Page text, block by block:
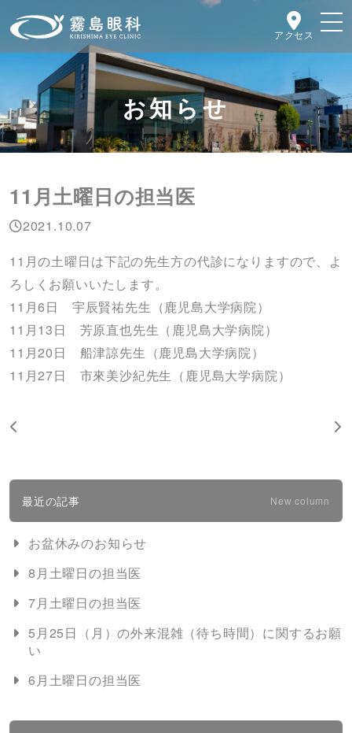
アクセス
お知らせ
11月土曜日の担当医
2021.10.07
11月の土曜日は下記の先生方の代診になりますので、よ
ろしくお願いいたします。
11月6日 宇辰賢祐先生（鹿児島大学病院）
11月13日 芳原直也先生（鹿児島大学病院）
11月20日 船津諒先生（鹿児島大学病院）
11月27日 市來美沙紀先生（鹿児島大学病院）
最近の記事 New column
お盆休みのお知らせ
8月土曜日の担当医
7月土曜日の担当医
5月25日（月）の外来混雑（待ち時間）に関するお願
い
6月土曜日の担当医